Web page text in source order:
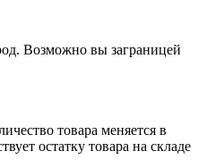
Возможно вы заграницей
товара меняется в
остатку товара на складе